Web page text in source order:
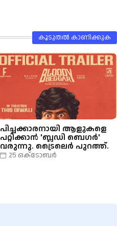
കൂടുതൽ‍ കാണിക്കുക
പിച്ചക്കാരനായി ആളുകളെ
പറ്റിക്കാൻ 'ബ്ലഡി ബെഗർ'
വരുന്നു. ട്രൈലെർ പുറത്ത്.
25 ഒക്‌ടോബർ